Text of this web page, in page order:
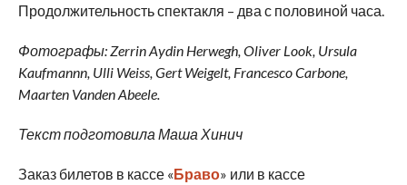
Продолжительность спектакля – два с половиной часа.
Фотографы: Zerrin Aydin Herwegh, Oliver Look, Ursula
Kaufmannn, Ulli Weiss, Gert Weigelt, Francesco Carbone,
Maarten Vanden Abeele.
Текст подготовила Маша Хинич
Заказ билетов в кассе «Браво» или в кассе